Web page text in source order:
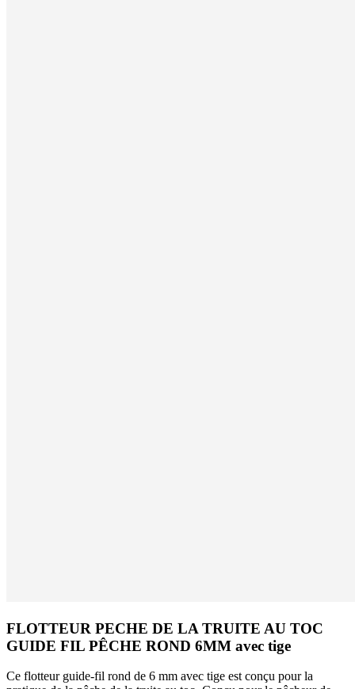
FLOTTEUR PECHE DE LA TRUITE AU TOC
GUIDE FIL PÊCHE ROND 6MM avec tige
Ce flotteur guide-fil rond de 6 mm avec tige est conçu pour la